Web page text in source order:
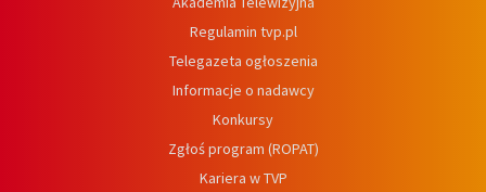
Regulamin tvp.pl
Telegazeta ogłoszenia
Informacje o nadawcy
Konkursy
Zgłoś program (ROPAT)
Kariera w TVP